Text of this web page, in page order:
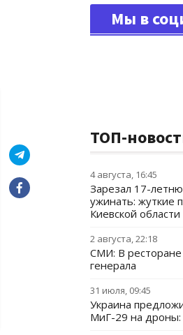
Мы в
ТОП-
4 августа, 16:45
Зарезал 17-
ужинать: жуткие
Киевской области
2 августа, 22:18
СМИ: В ресторане
генерала
31 июля, 09:45
Украина
МиГ-29 на дроны: